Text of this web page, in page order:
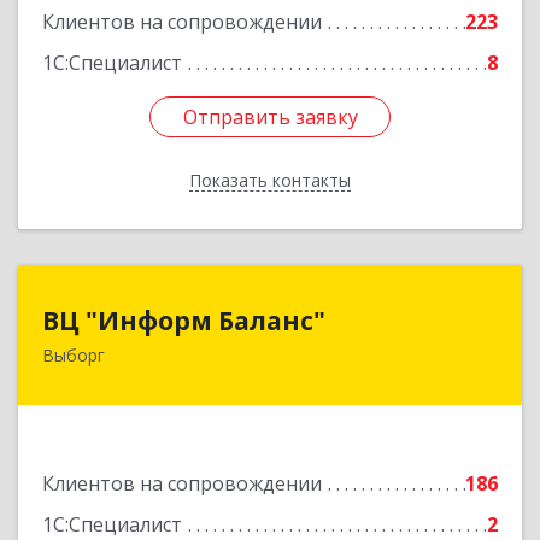
Клиентов на сопровождении
223
1С:Специалист
8
Отправить заявку
Показать контакты
Отправить заявку
Назад
ВЦ "Информ Баланс"
Выборг
Клиентов на сопровождении
186
1С:Специалист
2
188800, Ленинградская обл, Выборгский р-н,